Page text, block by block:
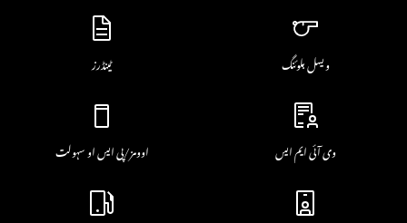
ویسل بلوئنگ ٹینڈرز
وی آئی ایم ایس اوومز/پی ایس او سہولت